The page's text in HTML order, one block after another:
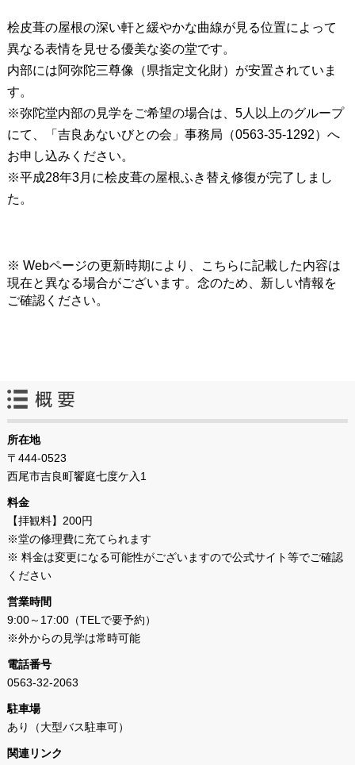
桧皮葺の屋根の深い軒と緩やかな曲線が見る位置によって
異なる表情を見せる優美な姿の堂です。
内部には阿弥陀三尊像（県指定文化財）が安置されていま
す。
※弥陀堂内部の見学をご希望の場合は、5人以上のグループ
にて、「吉良あないびとの会」事務局（0563-35-1292）へ
お申し込みください。
※平成28年3月に桧皮葺の屋根ふき替え修復が完了しまし
た。
※ Webページの更新時期により、こちらに記載した内容は
現在と異なる場合がございます。念のため、新しい情報を
ご確認ください。
所在地
〒444-0523
西尾市吉良町饗庭七度ケ入1
料金
【拝観料】200円
※堂の修理費に充てられます
※ 料金は変更になる可能性がございますので公式サイト等でご確認
ください
営業時間
9:00～17:00（TELで要予約）
※外からの見学は常時可能
電話番号
0563-32-2063
駐車場
あり（大型バス駐車可）
関連リンク